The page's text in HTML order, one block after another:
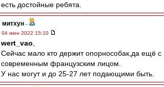
есть достойные ребята.
митхун -
04 июн 2022 15:10
wert_vao
Сейчас мало кто держит опорнособак,да ещё с
современным французским лицом.
У нас могут и до 25-27 лет подающими быть.